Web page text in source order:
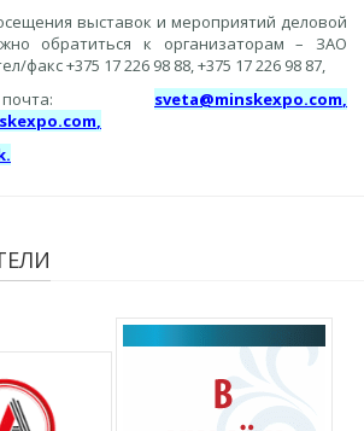
выставок и мероприятий деловой
обратиться к организаторам – ЗАО
факс +375 17 226 98 88, +375 17 226 98 87,
sveta@minskexpo.com,
,
.